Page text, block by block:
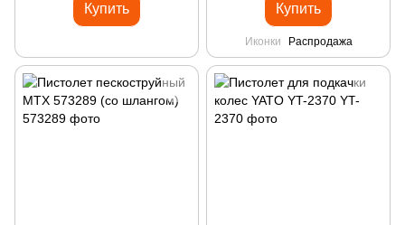
Купить Купить
Иконки Распродажа